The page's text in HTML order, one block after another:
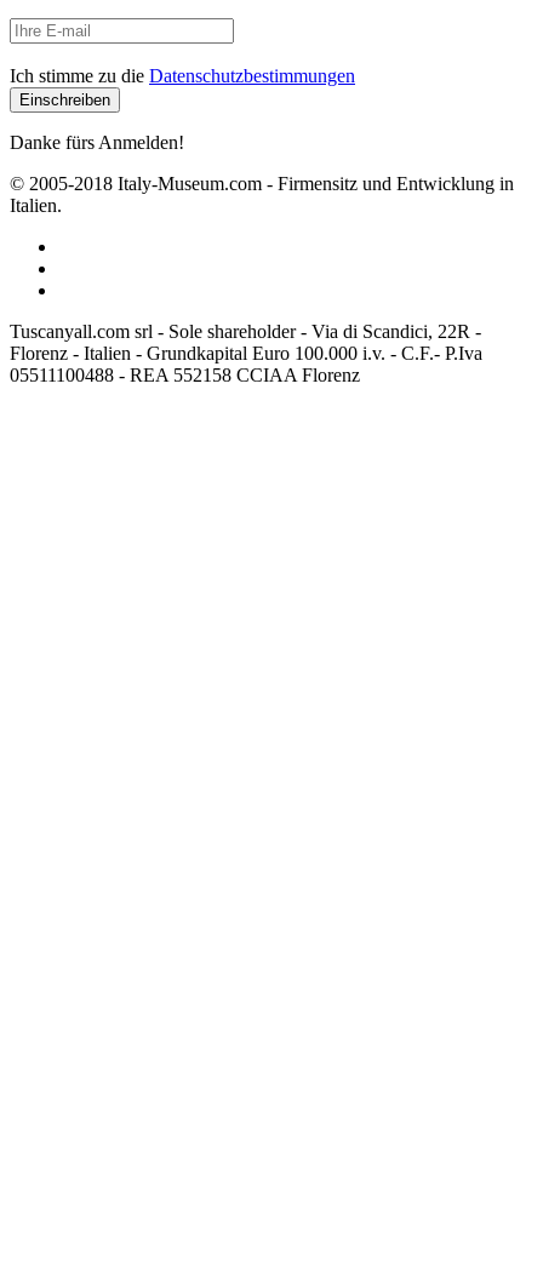
Ich stimme zu die Datenschutzbestimmungen
Danke fürs Anmelden!
© 2005-2018 Italy-Museum.com - Firmensitz und Entwicklung in
Italien.
Tuscanyall.com srl - Sole shareholder - Via di Scandici, 22R -
Florenz - Italien - Grundkapital Euro 100.000 i.v. - C.F.- P.Iva
05511100488 - REA 552158 CCIAA Florenz